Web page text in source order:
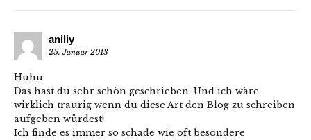
aniliy
25. Januar 2013
Huhu
Das hast du sehr schön geschrieben. Und ich wäre
wirklich traurig wenn du diese Art den Blog zu schreiben
aufgeben würdest!
Ich finde es immer so schade wie oft besondere